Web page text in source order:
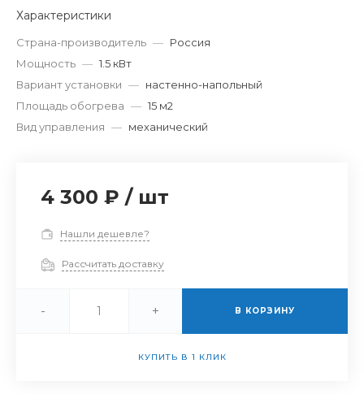
Характеристики
Страна-производитель — Россия
Мощность — 1.5 кВт
Вариант установки — настенно-напольный
Площадь обогрева — 15 м2
Вид управления — механический
4 300 ₽ / шт
Нашли дешевле?
Рассчитать доставку
- + В КОРЗИНУ
КУПИТЬ В 1 КЛИК